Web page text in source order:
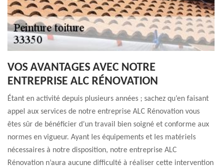
VOS AVANTAGES AVEC NOTRE
ENTREPRISE ALC RÉNOVATION
Étant en activité depuis plusieurs années ; sachez qu’en faisant
appel aux services de notre entreprise ALC Rénovation vous
êtes sûr de bénéficier d’un travail bien soigné et conforme aux
normes en vigueur. Ayant les équipements et les matériels
nécessaires à notre disposition, notre entreprise ALC
Rénovation n’aura aucune difficulté à réaliser cette intervention